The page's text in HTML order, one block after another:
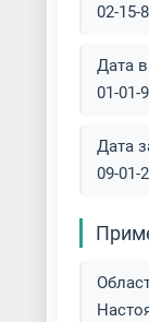
02-15-
Дата
01-01-
Дата
09-01-